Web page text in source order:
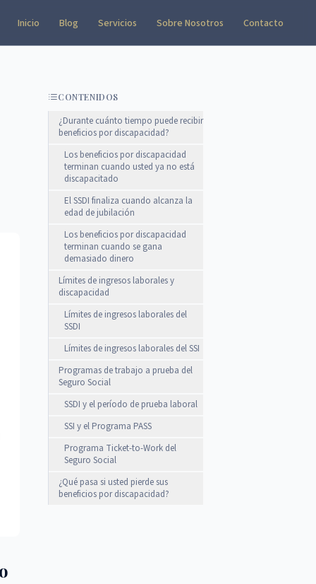
Inicio Blog Servicios Sobre Nosotros Contacto
CONTENIDOS
¿Durante cuánto tiempo puede recibir
beneficios por discapacidad?
Los beneficios por discapacidad
terminan cuando usted ya no está
discapacitado
El SSDI finaliza cuando alcanza la
edad de jubilación
Los beneficios por discapacidad
terminan cuando se gana
demasiado dinero
Límites de ingresos laborales y
discapacidad
Límites de ingresos laborales del
SSDI
Límites de ingresos laborales del SSI
Programas de trabajo a prueba del
Seguro Social
SSDI y el período de prueba laboral
SSI y el Programa PASS
Programa Ticket-to-Work del
Seguro Social
¿Qué pasa si usted pierde sus
beneficios por discapacidad?